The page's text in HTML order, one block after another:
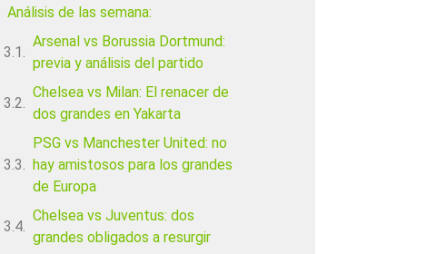
Análisis de las semana:
Arsenal vs Borussia Dortmund:
previa y análisis del partido
Chelsea vs Milan: El renacer de
dos grandes en Yakarta
PSG vs Manchester United: no
hay amistosos para los grandes
de Europa
Chelsea vs Juventus: dos
grandes obligados a resurgir